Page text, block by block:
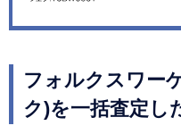
フォルクスワー
ク)を一括査定し